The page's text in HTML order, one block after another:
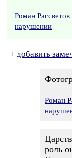
Роман Рассветов
нарушении
+ добавить
Роман
роль